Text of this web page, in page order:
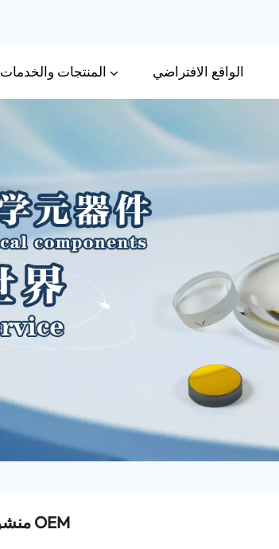
المنتجات والخدمات الواقع الافتراضي
منشورات بصرية OEM